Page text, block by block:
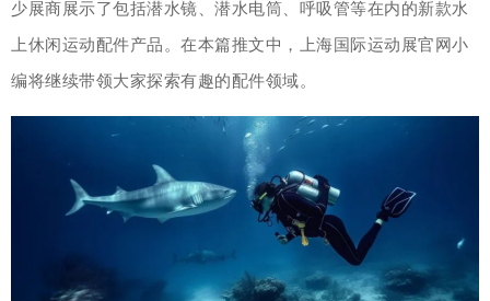
少展商展示了包括潜水镜、潜水电筒、呼吸管等在内的新款水
上休闲运动配件产品。在本篇推文中，上海国际运动展官网小
编将继续带领大家探索有趣的配件领域。